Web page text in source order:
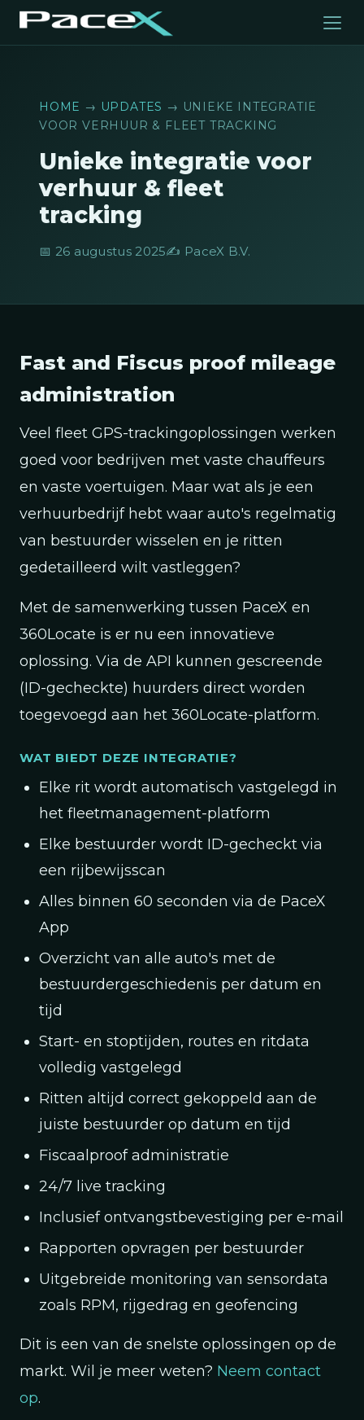
HOME → UPDATES → UNIEKE INTEGRATIE
VOOR VERHUUR & FLEET TRACKING
Unieke integratie voor
verhuur & fleet
tracking
📅 26 augustus 2025✍️ PaceX B.V.
Fast and Fiscus proof mileage
administration
Veel fleet GPS-trackingoplossingen werken
goed voor bedrijven met vaste chauffeurs
en vaste voertuigen. Maar wat als je een
verhuurbedrijf hebt waar auto's regelmatig
van bestuurder wisselen en je ritten
gedetailleerd wilt vastleggen?
Met de samenwerking tussen PaceX en
360Locate is er nu een innovatieve
oplossing. Via de API kunnen gescreende
(ID-gecheckte) huurders direct worden
toegevoegd aan het 360Locate-platform.
WAT BIEDT DEZE INTEGRATIE?
Elke rit wordt automatisch vastgelegd in
het fleetmanagement-platform
Elke bestuurder wordt ID-gecheckt via
een rijbewijsscan
Alles binnen 60 seconden via de PaceX
App
Overzicht van alle auto's met de
bestuurdergeschiedenis per datum en
tijd
Start- en stoptijden, routes en ritdata
volledig vastgelegd
Ritten altijd correct gekoppeld aan de
juiste bestuurder op datum en tijd
Fiscaalproof administratie
24/7 live tracking
Inclusief ontvangstbevestiging per e-mail
Rapporten opvragen per bestuurder
Uitgebreide monitoring van sensordata
zoals RPM, rijgedrag en geofencing
Dit is een van de snelste oplossingen op de
markt. Wil je meer weten? Neem contact
op.